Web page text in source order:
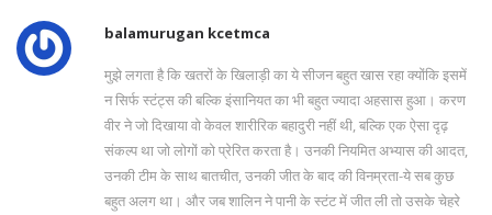
balamurugan kcetmca
मुझे लगता है कि खतरों के खिलाड़ी का ये सीजन बहुत खास रहा क्योंकि इसमें
न सिर्फ स्टंट्स की बल्कि इंसानियत का भी बहुत ज्यादा अहसास हुआ। करण
वीर ने जो दिखाया वो केवल शारीरिक बहादुरी नहीं थी, बल्कि एक ऐसा दृढ़
संकल्प था जो लोगों को प्रेरित करता है। उनकी नियमित अभ्यास की आदत,
उनकी टीम के साथ बातचीत, उनकी जीत के बाद की विनम्रता-ये सब कुछ
बहुत अलग था। और जब शालिन ने पानी के स्टंट में जीत ली तो उसके चेहरे